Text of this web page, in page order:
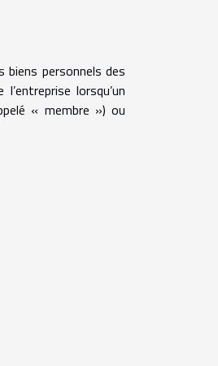
biens personnels des
lorsqu’un
« membre ») ou